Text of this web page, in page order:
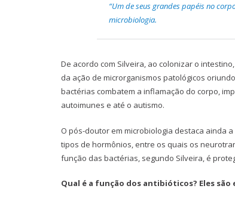
“Um de seus grandes papéis no
microbiologia.
De acordo com Silveira, ao colonizar o
da ação de microrganismos patológicos
bactérias combatem a inflamação do corpo,
autoimunes e até o autismo.
O pós-doutor em microbiologia destaca ainda
tipos de hormônios, entre os quais os
função das bactérias, segundo Silveira, é
Qual é a função dos antibióticos? Eles